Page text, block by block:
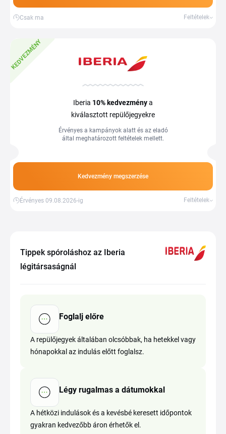
Csak ma Feltételek
KEDVEZMÉNY
Iberia 10% kedvezménya
kiválasztott repülőjegyekre
Érvényes a kampányok alatt és az eladó
által meghatározott feltételek mellett.
Kedvezmény megszerzése
Érvényes 09.08.2026-ig Feltételek
Tippek spóroláshoz az Iberia
légitársaságnál
Foglalj előre
A repülőjegyek általában olcsóbbak, ha hetekkel vagy
hónapokkal az indulás előtt foglalsz.
Légy rugalmas a dátumokkal
A hétközi indulások és a kevésbé keresett időpontok
gyakran kedvezőbb áron érhetők el.